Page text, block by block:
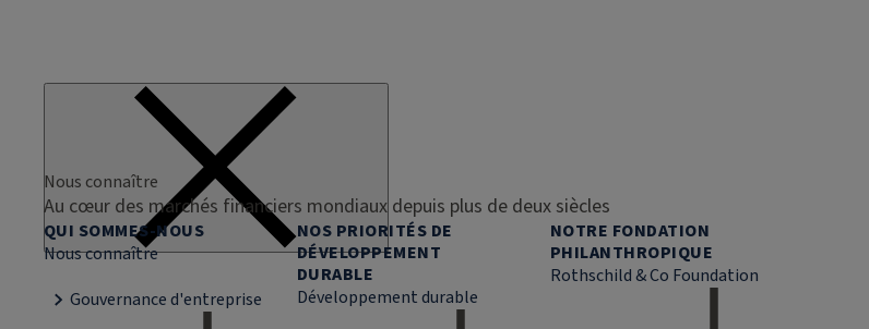
Nous connaître
Au cœur des marchés financiers mondiaux depuis plus de deux siècles
QUI SOMMES-NOUS
Nous connaître
Gouvernance d'entreprise
NOS PRIORITÉS DE
DÉVELOPPEMENT
DURABLE
Développement durable
NOTRE FONDATION
PHILANTHROPIQUE
Rothschild & Co Foundation